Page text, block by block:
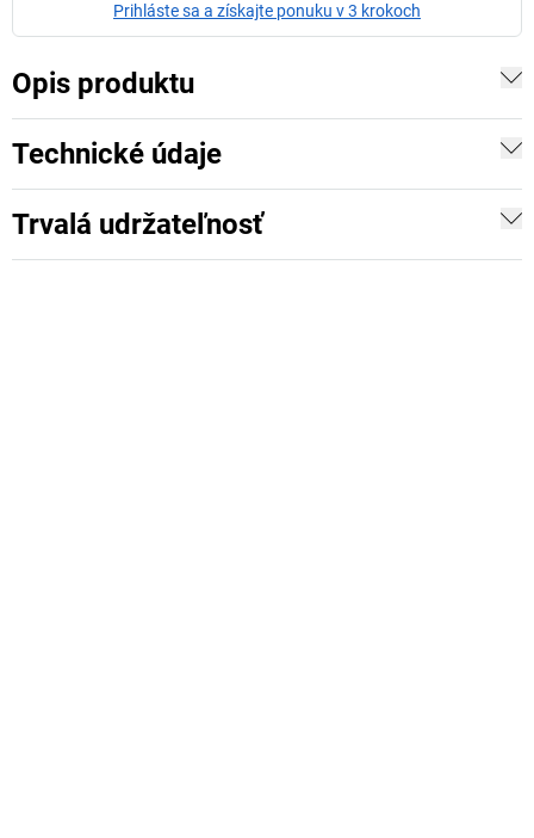
Prihláste sa a získajte ponuku v 3 krokoch
Opis produktu
Technické údaje
Trvalá udržateľnosť